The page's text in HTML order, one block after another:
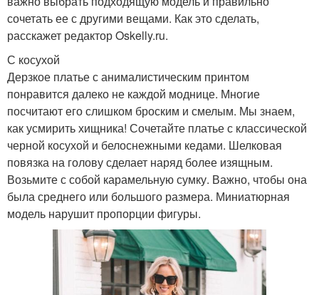
сочетать ее с другими вещами. Как это сделать,
расскажет редактор Oskelly.ru.
С косухой
Дерзкое платье с анималистическим принтом
понравится далеко не каждой моднице. Многие
посчитают его слишком броским и смелым. Мы знаем,
как усмирить хищника! Сочетайте платье с классической
черной косухой и белоснежными кедами. Шелковая
повязка на голову сделает наряд более изящным.
Возьмите с собой карамельную сумку. Важно, чтобы она
была среднего или большого размера. Миниатюрная
модель нарушит пропорции фигуры.